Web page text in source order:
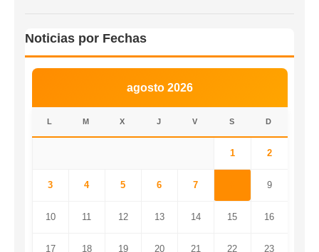
Noticias por Fechas
agosto 2026
L M X J V S D
1 2
3 4 5 6 7 9
10 11 12 13 14 15 16
17 18 19 20 21 22 23